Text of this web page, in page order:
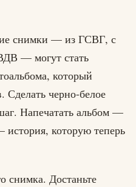
снимки — из ГСВГ, с
— могут стать
который
Сделать черно-белое
Напечатать альбом —
которую теперь
снимка. Достаньте